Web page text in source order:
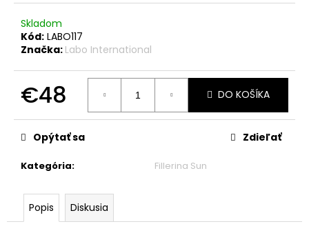
Skladom
Kód: LABO117
Značka: Labo International
€48
cena:
DO KOŠÍKA
Kategória: Fillerina Sun
Opýtať sa Zdieľať
Popis Diskusia
O
d
p
r
ú
a
m